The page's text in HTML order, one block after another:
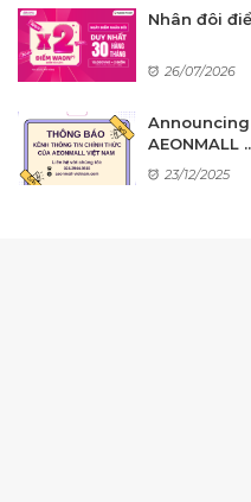
Nhân đôi
26/07/2026
AEONMALL
23/12/2025